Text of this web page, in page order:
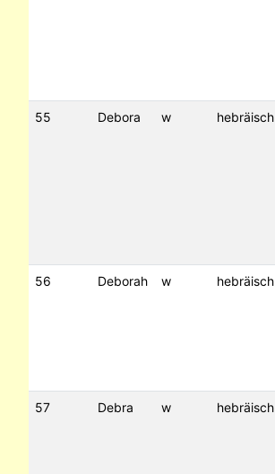
55 Debora w hebräisch
56 Deborah w hebräisch
57 Debra w hebräisch